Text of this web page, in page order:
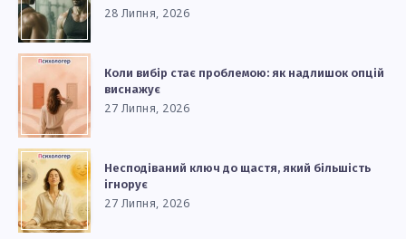
28 Липня, 2026
Коли вибір стає проблемою: як надлишок опцій
виснажує
27 Липня, 2026
Несподіваний ключ до щастя, який більшість
ігнорує
27 Липня, 2026